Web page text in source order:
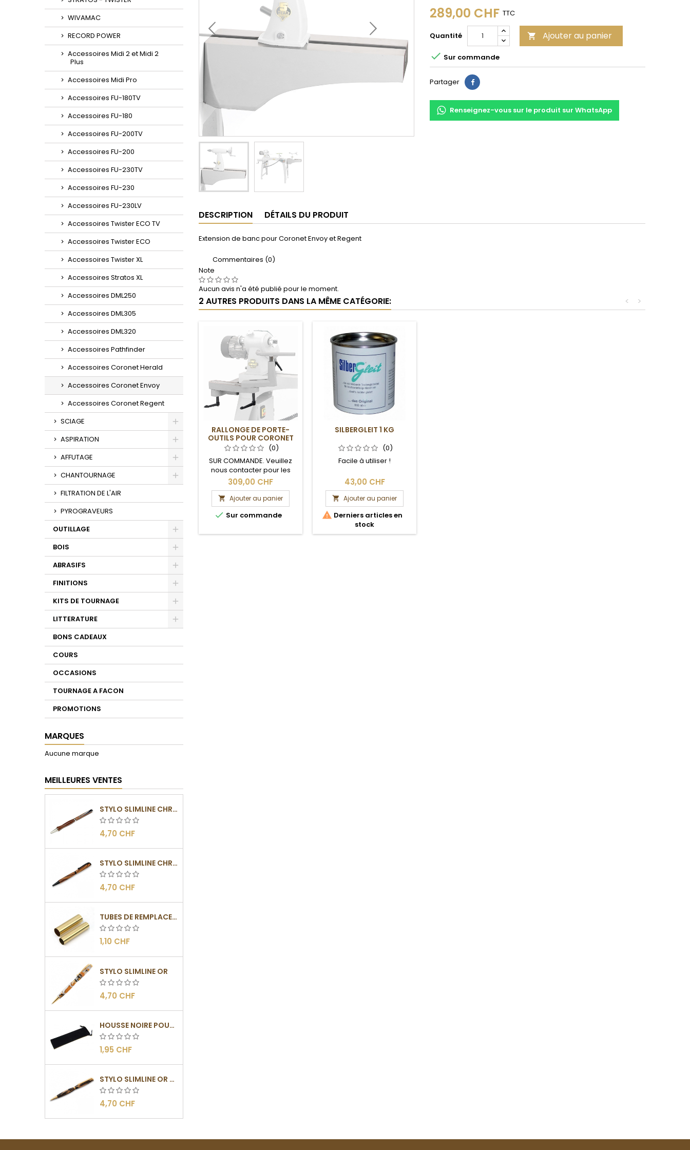
WIVAMAC
RECORD POWER
Accessoires Midi 2 et Midi 2
Plus
Accessoires Midi Pro
Accessoires FU-180TV
Accessoires FU-180
Accessoires FU-200TV
Accessoires FU-200
Accessoires FU-230TV
Accessoires FU-230
Accessoires FU-230LV
Accessoires Twister ECO TV
Accessoires Twister ECO
Accessoires Twister XL
Accessoires Stratos XL
Accessoires DML250
Accessoires DML305
Accessoires DML320
Accessoires Pathfinder
Accessoires Coronet Herald
Accessoires Coronet Envoy
Accessoires Coronet Regent
SCIAGE
Toggle
ASPIRATION
Toggle
AFFUTAGE
Toggle
CHANTOURNAGE
Toggle
FILTRATION DE L'AIR
PYROGRAVEURS
OUTILLAGE
BOIS
ABRASIFS
FINITIONS
KITS DE TOURNAGE
LITTERATURE
BONS CADEAUX
COURS
OCCASIONS
TOURNAGE A FACON
PROMOTIONS
MARQUES
Aucune marque
MEILLEURES VENTES
STYLO SLIMLINE CHROMÉ
4,70 CHF
STYLO SLIMLINE CHROMÉ NOIR
4,70 CHF
TUBES DE REMPLACEMENT POUR MÉCANISME SLIMLINE
1,10 CHF
STYLO SLIMLINE OR
4,70 CHF
HOUSSE NOIRE POUR STYLO
1,95 CHF
STYLO SLIMLINE OR - BARRETTE PLATE
4,70 CHF
289,00 CHF TTC
Quantité  Ajouter au panier
 Sur commande
Partager Partager
Renseignez-vous sur le produit sur WhatsApp
DESCRIPTION DÉTAILS DU PRODUIT
Extension de banc pour Coronet Envoy et Regent
Commentaires (0)
Note
Aucun avis n'a été publié pour le moment.
2 AUTRES PRODUITS DANS LA MÊME CATÉGORIE: >
<
RALLONGE DE PORTE-
OUTILS POUR CORONET
ENVOY ET REGENT
(0)
SUR COMMANDE. Veuillez
nous contacter pour les
délais de livraison et les
frais de port.
309,00 CHF
 Ajouter au panier
 Sur commande
SILBERGLEIT 1 KG
(0)
Facile à utiliser !
43,00 CHF
 Ajouter au panier
 Derniers articles en
stock